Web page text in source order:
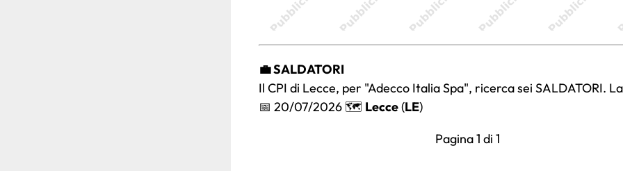
💼 SALDATORI
Il CPI di Lecce, per "Adecco Italia Spa", ricerca sei SALDATORI.
📅 20/07/2026 🗺️ Lecce(LE)
Pagina 1 di 1